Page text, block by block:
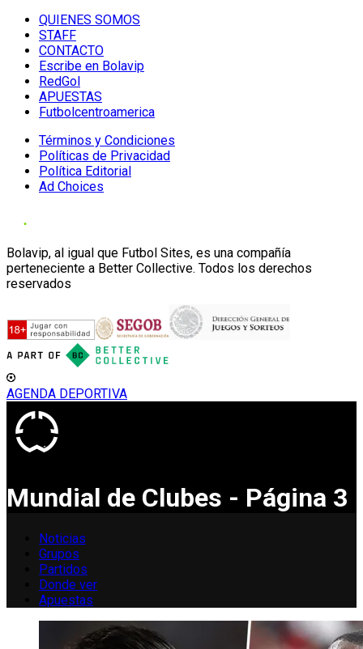
QUIENES SOMOS
STAFF
CONTACTO
Escribe en Bolavip
RedGol
APUESTAS
Futbolcentroamerica
Términos y Condiciones
Políticas de Privacidad
Política Editorial
Ad Choices
Bolavip, al igual que Futbol Sites, es una compañía
perteneciente a Better Collective. Todos los derechos
reservados
AGENDA DEPORTIVA
Mundial de Clubes - Página 3
Noticias
Grupos
Partidos
Donde ver
Apuestas